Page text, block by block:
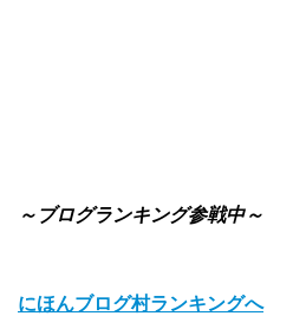
～ブログランキング参戦中～
にほんブログ村ランキングへ